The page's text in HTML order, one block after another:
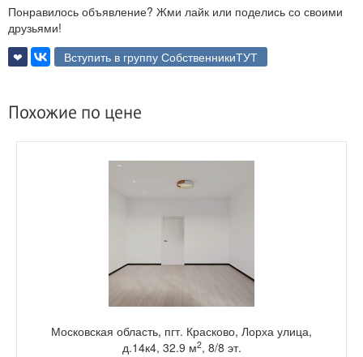
Понравилось объявление? Жми лайк или поделись со своими
друзьями!
❤
Вступить в группу СобственникиТУТ
Похожие по цене
Московская область, пгт. Красково, Лорха улица,
д.14к4, 32.9 м2, 8/8 эт.